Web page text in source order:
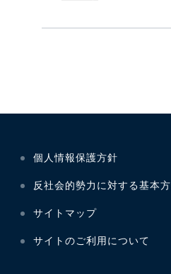
個人情報保護方針
反社会的勢力に対する基本
サイトマップ
サイトのご利用について